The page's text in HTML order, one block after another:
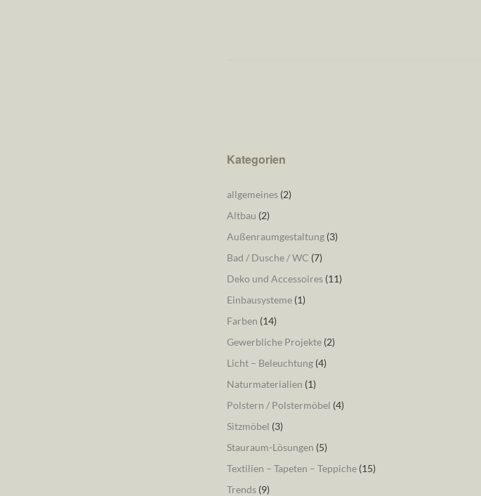
Kategorien
allgemeines(2)
Altbau (2)
Außenraumgestaltung(3)
Bad / Dusche / WC (7)
Deko und Accessoires(11)
Einbausysteme(1)
Farben (14)
Gewerbliche Projekte(2)
Licht – Beleuchtung(4)
Naturmaterialien (1)
Polstern / Polstermöbel (4)
Sitzmöbel (3)
Stauraum-Lösungen (5)
Textilien – Tapeten – Teppiche(15)
Trends(9)